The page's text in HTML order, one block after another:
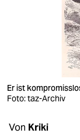
verlag
veranstaltungen
Er ist
Foto: taz-Archiv
Von Kriki